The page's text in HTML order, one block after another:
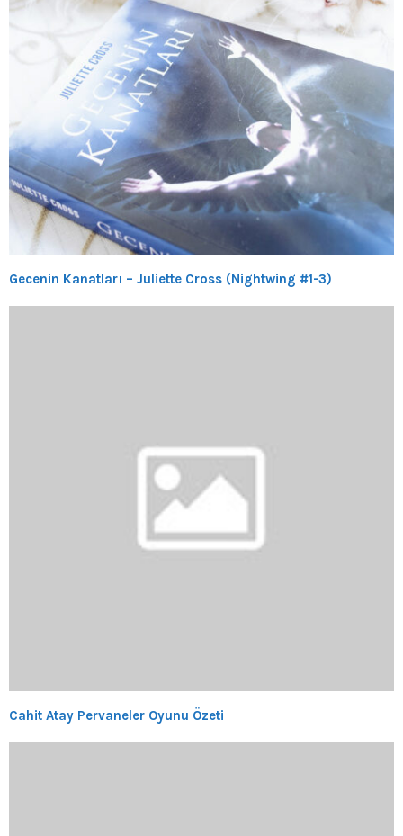
Gecenin Kanatları – Juliette Cross (Nightwing #1-3)
Cahit Atay Pervaneler Oyunu Özeti